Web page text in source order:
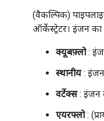
(वैकल्पिक)
ऑर्केस्ट्रेटर। इंजन
क्यूबफ़्लो:
स्थानीय: इंजन
वर्टेक्स: इंजन
एयरफ्लो: